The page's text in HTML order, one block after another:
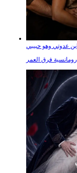
ابن عدوتي وهو حبيبي
رومانسية فرق العمر